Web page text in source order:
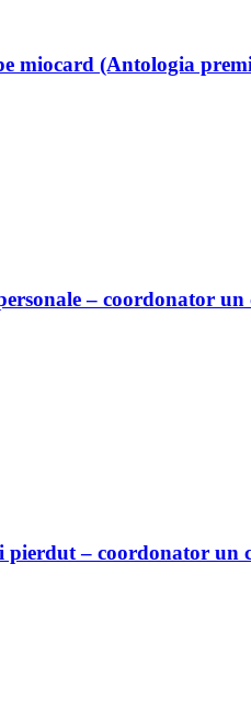
miocard (Antologia
– coordonator un
– coordonator un